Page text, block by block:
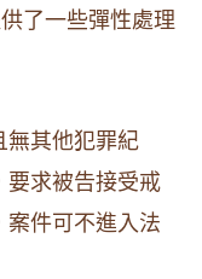
了一些彈性處理
無其他犯罪紀
要求被告接受戒
案件可不進入法